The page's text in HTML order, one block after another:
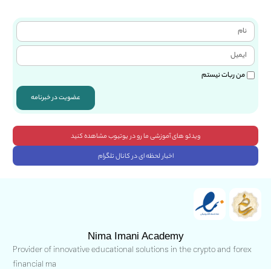
من ربات نیستم
عضویت در خبرنامه
ویدئو های آموزشی ما رو در یوتیوب مشاهده کنید
اخبار لحظه ای در کانال تلگرام
Nima Imani Academy
Provider of innovative educational solutions in the crypto and forex
financial ma